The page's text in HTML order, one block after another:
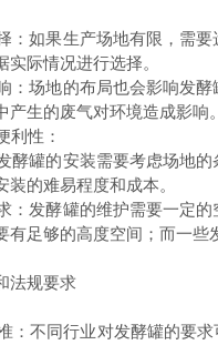
：如果生产场地有限，需
实际情况进行选择。
：场地的布局也会影响发
产生的废气对环境造成影响。
利性：
酵罐的安装需要考虑场地
装的难易程度和成本。
：发酵罐的维护需要一定
有足够的高度空间；而一些
法规要求
：不同行业对发酵罐的要